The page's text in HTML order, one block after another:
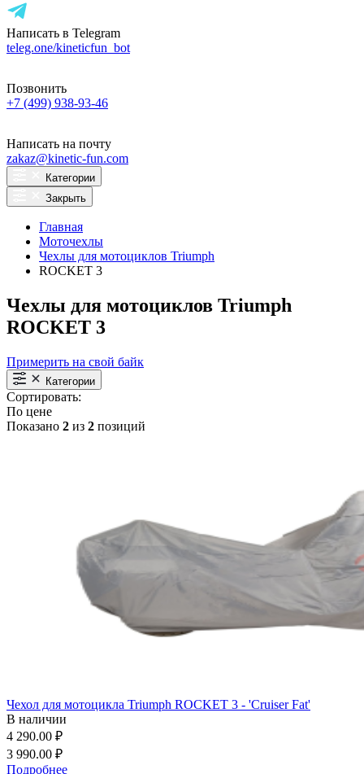
Написать в Telegram
teleg.one/kineticfun_bot
Позвонить
+7 (499) 938-93-46
Написать на почту
zakaz@kinetic-fun.com
Категории
Закрыть
Главная
Моточехлы
Чехлы для мотоциклов Triumph
ROCKET 3
Чехлы для мотоциклов Triumph
ROCKET 3
Примерить на свой байк
Категории
Сортировать:
По цене
Показано 2 из 2 позиций
Чехол для мотоцикла Triumph ROCKET 3 - 'Cruiser Fat'
В наличии
4 290.00 ₽
3 990.00 ₽
Подробнее